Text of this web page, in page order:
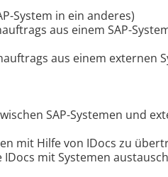
System in ein anderes)
aus einem SAP-
aus einem externen
SAP-Systemen und
mit Hilfe von IDocs zu
mit Systemen